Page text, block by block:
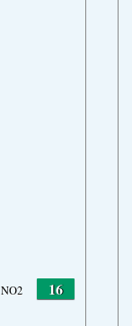
NO2 16